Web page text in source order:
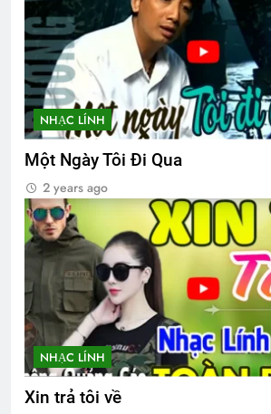
HƯƠNG XƯA
2 Years Ago
GIẤC MƠ PHỤC
3 Years Ago
TIẾNG SÚNG CUỐI
3 Years Ago
Hội VB.Oregon Thăm
Văn Lợi K21
2 Years Ago
NHẠC LÍNH
Một Ngày Tôi Đi Qua
2 years ago
NHẠC LÍNH
Xin trả tôi về